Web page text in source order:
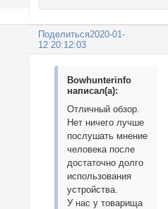
Поделиться2020-01-
12 20:12:03
Bowhunterinfo
написал(а):
Отличный обзор.
Нет ничего лучше
послушать мнение
человека после
достаточно долго
использования
устройства.
У нас у товарища